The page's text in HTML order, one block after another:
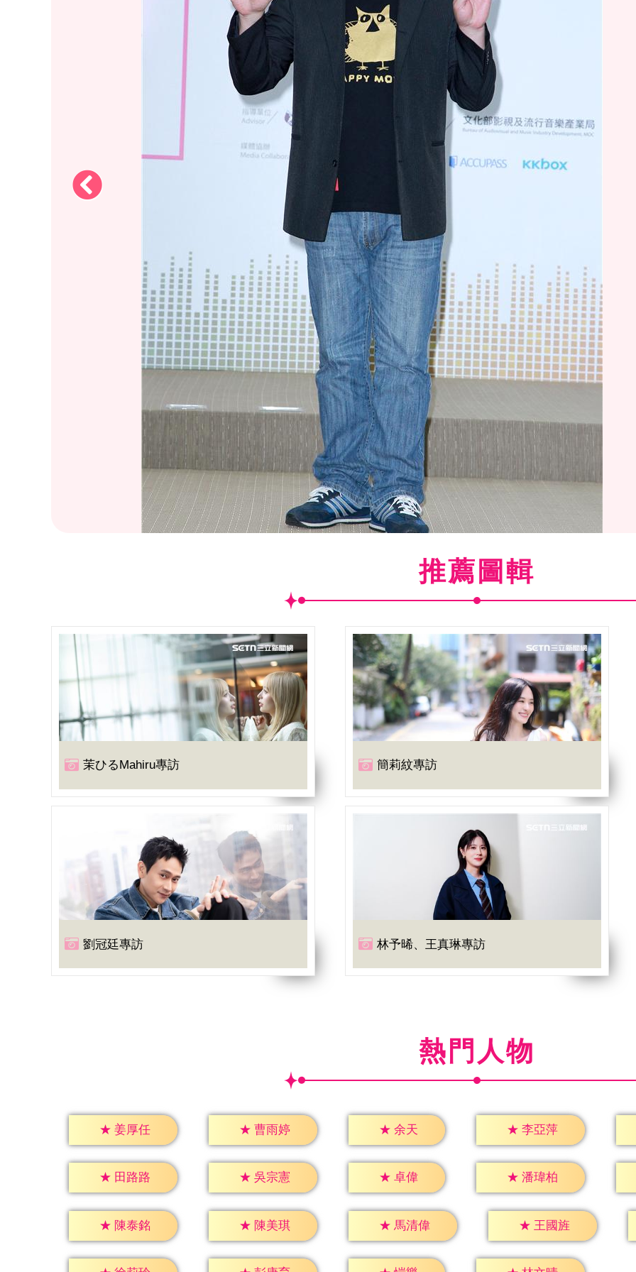
/41)2016金曲獎頒獎典禮暨金曲國際音樂節正式啟動，出席貴賓查老巴西瓦里。（記
推薦圖輯
茉ひるMahiru專訪 簡莉紋專訪
劉冠廷專訪 林予晞、王真琳專訪
熱門人物
★ 姜厚任 ★ 曹雨婷 ★ 余天 ★ 李亞萍
★ 田路路 ★ 吳宗憲 ★ 卓偉 ★ 潘瑋柏
★ 陳泰銘 ★ 陳美琪 ★ 馬清偉 ★ 王國旌